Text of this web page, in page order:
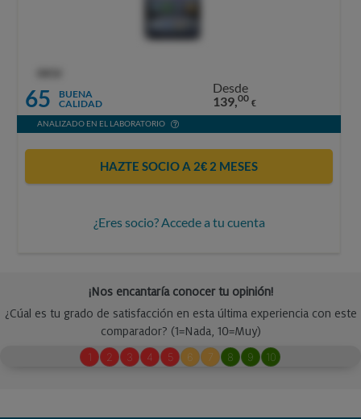
65
BUENA
CALIDAD
Desde
139,00 €
ANALIZADO EN EL LABORATORIO
HAZTE SOCIO A 2€ 2 MESES
¿Eres socio? Accede a tu cuenta